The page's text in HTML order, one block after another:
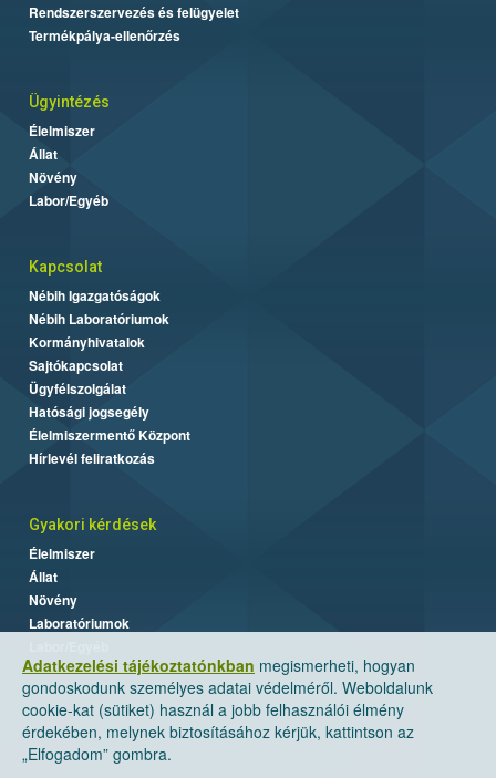
Adatkezelési tájékoztatónkban megismerheti, hogyan
gondoskodunk személyes adatai védelméről. Weboldalunk
cookie-kat (sütiket) használ a jobb felhasználói élmény
érdekében, melynek biztosításához kérjük, kattintson az
„Elfogadom” gombra.
Rendszerszervezés és felügyelet
Termékpálya-ellenőrzés
Ügyintézés
Élelmiszer
Állat
Növény
Labor/Egyéb
Kapcsolat
Nébih Igazgatóságok
Nébih Laboratóriumok
Kormányhivatalok
Sajtókapcsolat
Ügyfélszolgálat
Hatósági jogsegély
Élelmiszermentő Központ
Hírlevél feliratkozás
Gyakori kérdések
Élelmiszer
Állat
Növény
Laboratóriumok